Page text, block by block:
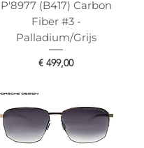
P'8977 (B417) Carbon
Fiber #3 -
Palladium/Grijs
Prijs
€ 499,00